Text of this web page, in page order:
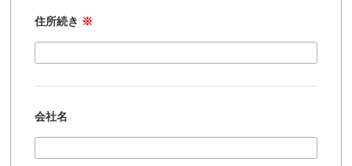
住所続き ※
会社名